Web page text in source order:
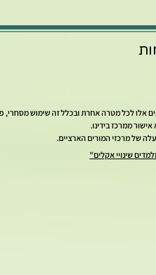
אלו לכל מטרה אחרת ובכלל זה שימוש מסחרי,
ממרכז בידינו.
שינויי אקלים"